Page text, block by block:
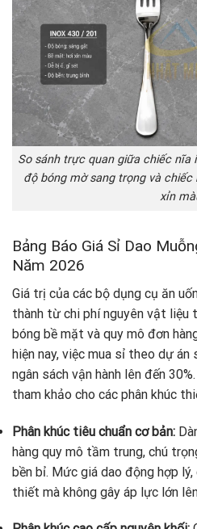
So sánh trực quan giữa chiếc nĩa
độ bóng mờ sang trọng và
xỉn
Bảng Báo Giá Sỉ Dao
Năm 2026
Giá trị của các bộ dụng cụ ăn
thành từ chi phí nguyên vật liệu
bóng bề mặt và quy mô đơn
hiện nay, việc mua sỉ theo dự
ngân sách vận hành lên đến
tham khảo cho các phân khúc
Phân khúc tiêu chuẩn cơ bản:
hàng quy mô tầm trung, chú
bền bỉ. Mức giá dao động hợp
thiết mà không gây áp lực lớn